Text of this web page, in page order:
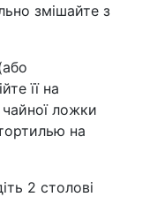
змішайте з
її на
ложки
на
2 столові